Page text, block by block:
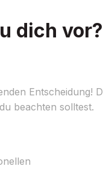
dich vor?
Entscheidung!
beachten solltest.